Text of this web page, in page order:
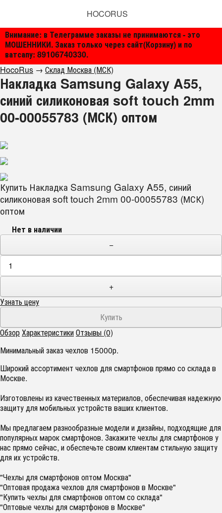
Внимание: в Телеграмме заказы не принимаются - это
МОШЕННИКИ. Заказ только через сайт(Корзину) и по
ватсапу: 89106740330.
HOCORUS
HocoRus → Склад Москва (МСК)
Накладка Samsung Galaxy A55,
синий силиконовая soft touch 2mm
00-00055783 (МСК) оптом
Купить Накладка Samsung Galaxy A55, синий
силиконовая soft touch 2mm 00-00055783 (МСК)
оптом
Нет в наличии
−
+
Узнать цену
ОбзорХарактеристикиОтзывы (0)
Минимальный заказ чехлов 15000р.
Широкий ассортимент чехлов для смартфонов прямо со склада в
Москве.
Изготовлены из качественных материалов, обеспечивая надежную
защиту для мобильных устройств ваших клиентов.
Мы предлагаем разнообразные модели и дизайны, подходящие для
популярных марок смартфонов. Закажите чехлы для смартфонов у
нас прямо сейчас, и обеспечьте своим клиентам стильную защиту
для их устройств.
"Чехлы для смартфонов оптом Москва"
"Оптовая продажа чехлов для смартфонов в Москве"
"Купить чехлы для смартфонов оптом со склада"
"Оптовые чехлы для смартфонов в Москве"